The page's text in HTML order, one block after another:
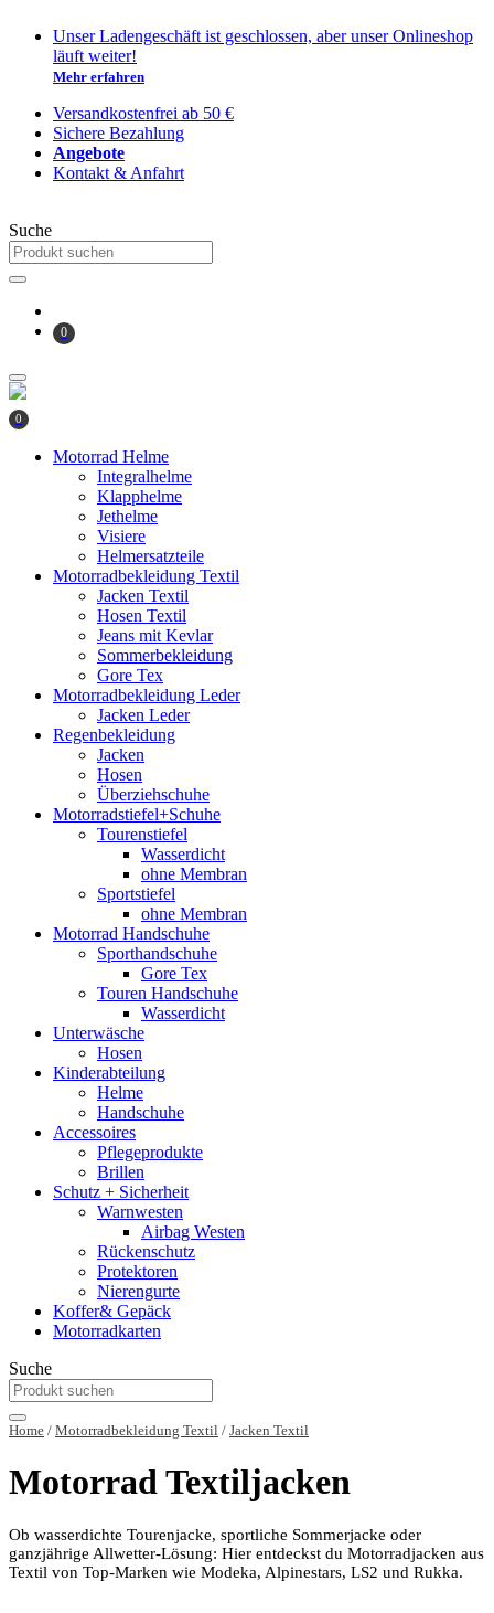
Inhalt
springen
Unser Ladengeschäft ist geschlossen, aber unser Onlineshop
läuft weiter!
Mehr erfahren
Versandkostenfrei ab 50 €
Sichere Bezahlung
Angebote
Kontakt & Anfahrt
Suche
0
0
Motorrad Helme
Integralhelme
Klapphelme
Jethelme
Visiere
Helmersatzteile
Motorradbekleidung Textil
Jacken Textil
Hosen Textil
Jeans mit Kevlar
Sommerbekleidung
Gore Tex
Motorradbekleidung Leder
Jacken Leder
Regenbekleidung
Jacken
Hosen
Überziehschuhe
Motorradstiefel+Schuhe
Tourenstiefel
Wasserdicht
ohne Membran
Sportstiefel
ohne Membran
Motorrad Handschuhe
Sporthandschuhe
Gore Tex
Touren Handschuhe
Wasserdicht
Unterwäsche
Hosen
Kinderabteilung
Helme
Handschuhe
Accessoires
Pflegeprodukte
Brillen
Schutz + Sicherheit
Warnwesten
Airbag Westen
Rückenschutz
Protektoren
Nierengurte
Koffer& Gepäck
Motorradkarten
Suche
Home / Motorradbekleidung Textil / Jacken Textil
Motorrad Textiljacken
Ob wasserdichte Tourenjacke, sportliche Sommerjacke oder
ganzjährige Allwetter-Lösung: Hier entdeckst du Motorradjacken aus
Textil von Top-Marken wie Modeka, Alpinestars, LS2 und Rukka.